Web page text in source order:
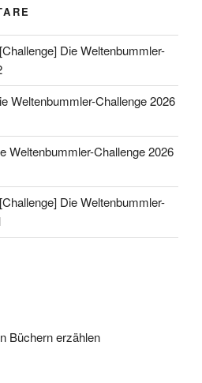
[Challenge] Die Weltenbummler-
Weltenbummler-Challenge 2026
Weltenbummler-Challenge 2026
[Challenge] Die Weltenbummler-